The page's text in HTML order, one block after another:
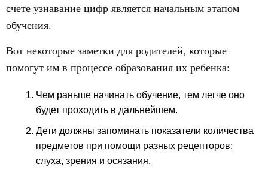
счете узнавание цифр является начальным этапом
обучения.
Вот некоторые заметки для родителей, которые
помогут им в процессе образования их ребенка:
Чем раньше начинать обучение, тем легче оно
будет проходить в дальнейшем.
Дети должны запоминать показатели количества
предметов при помощи разных рецепторов:
слуха, зрения и осязания.